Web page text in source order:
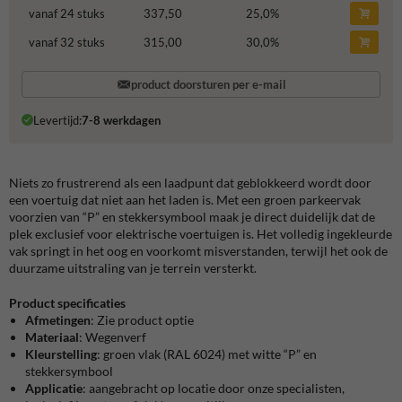
vanaf 24 stuks 337,50 25,0%
vanaf 32 stuks
315,00 30,0%
product doorsturen per e-mail
Levertijd:7-8 werkdagen
Niets zo frustrerend als een laadpunt dat geblokkeerd wordt door
een voertuig dat niet aan het laden is. Met een groen parkeervak
voorzien van “P” en stekkersymbool maak je direct duidelijk dat de
plek exclusief voor elektrische voertuigen is. Het volledig ingekleurde
vak springt in het oog en voorkomt misverstanden, terwijl het ook de
duurzame uitstraling van je terrein versterkt.
Product specificaties
Afmetingen: Zie product optie
Materiaal: Wegenverf
Kleurstelling: groen vlak (RAL 6024) met witte “P” en
stekkersymbool
Applicatie: aangebracht op locatie door onze specialisten,